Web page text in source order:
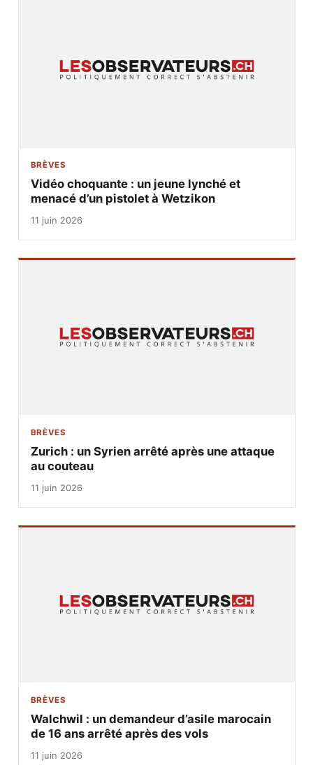
BRÈVES
Vidéo choquante : un jeune lynché et
menacé d’un pistolet à Wetzikon
11 juin 2026
BRÈVES
Zurich : un Syrien arrêté après une attaque
au couteau
11 juin 2026
BRÈVES
Walchwil : un demandeur d’asile marocain
de 16 ans arrêté après des vols
11 juin 2026